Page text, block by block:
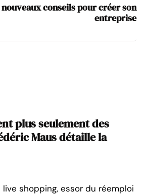
conseils pour créer son
entreprise
plus seulement des
Maus détaille la
shopping, essor du réemploi